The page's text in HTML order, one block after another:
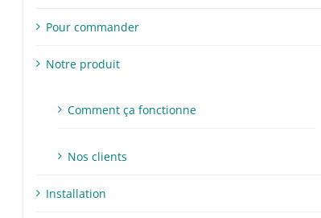
Pour commander
Notre produit
Comment ça fonctionne
Nos clients
Installation